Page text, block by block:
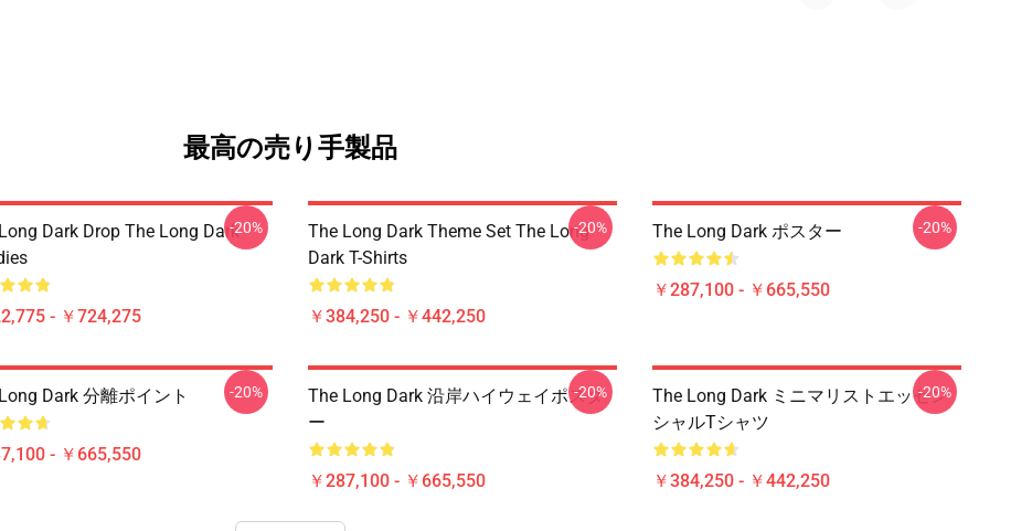
最高の売り手製品
Dark Drop The Long Dark
- ￥724,275
-20%
The Long Dark Theme Set The Long
Dark T-Shirts
￥384,250 - ￥442,250
-20% The Long Dark ポスター
￥287,100 - ￥665,550
-20%
Dark 分離ポイント
- ￥665,550
-20%
The Long Dark 沿岸ハイウェイポスタ
ー
￥287,100 - ￥665,550
-20%
The Long Dark ミニマリストエッセン
シャルTシャツ
￥384,250 - ￥442,250
-20%